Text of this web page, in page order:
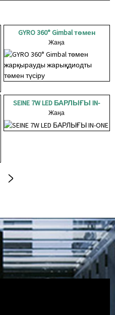
GYRO 360° Gimbal төмен
жарқырауды
жарықдиодты төмен
түсіру
Жаңа
SEINE 7W LED БАРЛЫҒЫ IN-
ONE
Жаңа